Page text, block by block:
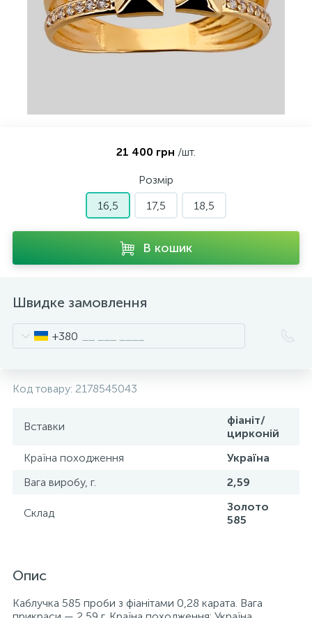
21 400 грн /шт.
Розмір
16,5
17,5 18,5
В кошик
Швидке замовлення
+380
Код товару: 2178545043
Вставки
фіаніт/
цирконій
Країна походження
Україна
Вага виробу, г.
2,59
Склад
Золото
585
Опис
Каблучка 585 проби з фіанітами 0,28 карата. Вага
КонтактиСрібні кольє
Срібні сувеніри
Золоті сережки